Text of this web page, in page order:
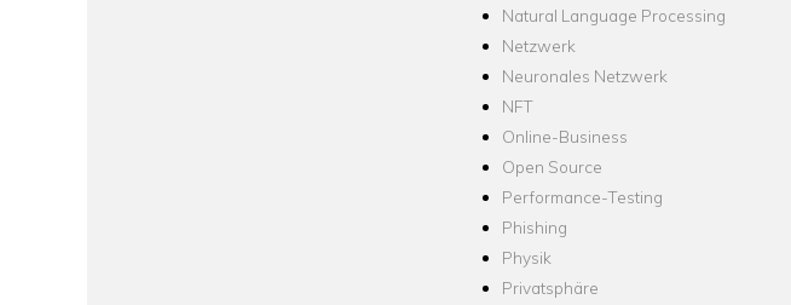
Natural Language Processing
Netzwerk
Neuronales Netzwerk
NFT
Online-Business
Open Source
Performance-Testing
Phishing
Physik
Privatsphäre